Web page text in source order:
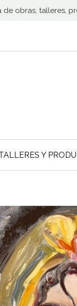
obras, talleres,
Y